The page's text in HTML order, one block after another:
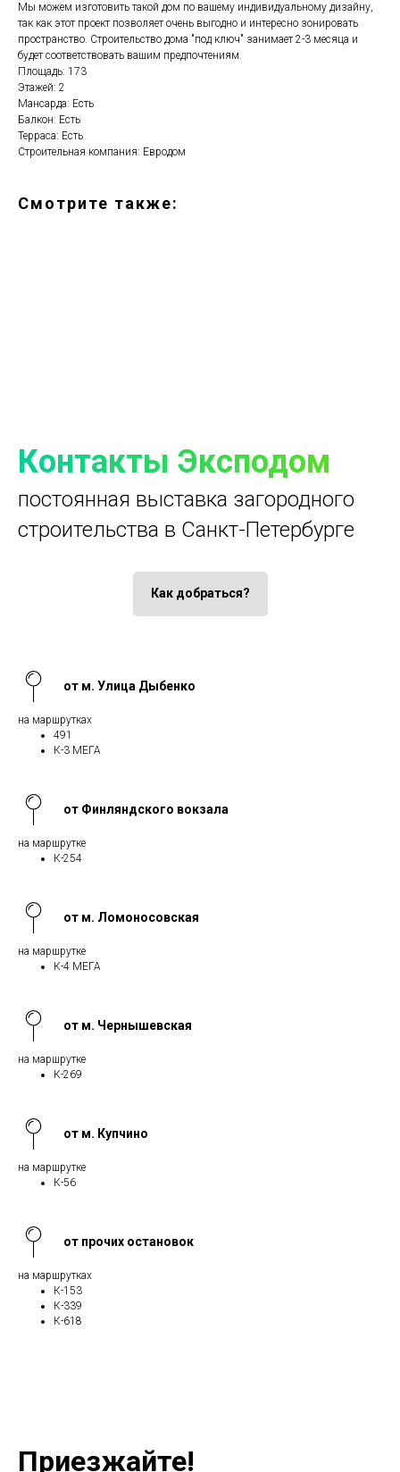
Мы можем изготовить такой дом по вашему индивидуальному дизайну,
так как этот проект позволяет очень выгодно и интересно зонировать
пространство. Строительство дома "под ключ" занимает 2-3 месяца и
будет соответствовать вашим предпочтениям.
Площадь: 173
Этажей: 2
Мансарда: Есть
Балкон: Есть
Терраса: Есть
Строительная компания: Евродом
Смотрите также:
Контакты Эксподом
постоянная выставка загородного
строительства в Санкт-Петербурге
Как добраться?
от м. Улица Дыбенко
на маршрутках
491
К-3 МЕГА
от Финляндского вокзала
на маршрутке
К-254
от м. Ломоносовская
на маршрутке
К-4 МЕГА
от м. Чернышевская
на маршрутке
К-269
от м. Купчино
на маршрутке
К-56
от прочих остановок
на маршрутках
К-153
К-339
К-618
Приезжайте!